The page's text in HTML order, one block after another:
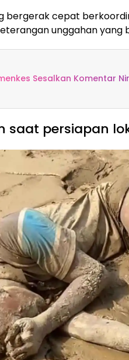
bergerak cepat
unggahan yang
Sesalkan Komentar
saat persiapan